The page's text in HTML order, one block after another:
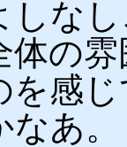
しな
体の
を感
あ。